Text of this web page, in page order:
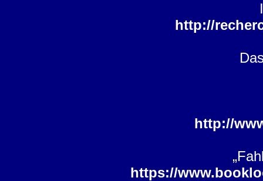
http://
http://
https://